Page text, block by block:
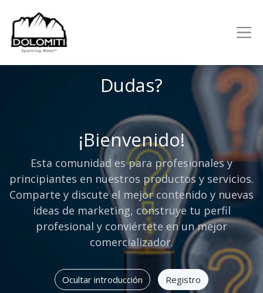
Dudas?
¡Bienvenido!
Esta comunidad es para profesionales y
principiantes en nuestros productos y servicios.
Comparte y discute el mejor contenido y nuevas
ideas de marketing, construye tu perfil
profesional y conviértete en un mejor
comercializador.
Ocultar introducción Registro